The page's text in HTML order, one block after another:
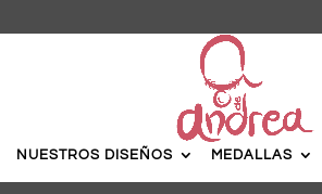
NUESTROS DISEÑOS MEDALLAS